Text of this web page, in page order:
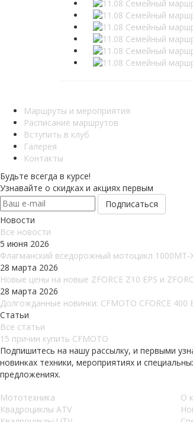
Маршруты и мероприятия
Расписание маршрутов
Вступить в клуб
Галерея
Контакты
Будьте всегда в курсе!
Узнавайте о скидках и акциях первым
Новости
Все новости
5 июня 2026
Флагманский вседорожный мотоцикл
28 марта 2026
Новые цены на новые ZFORCE Z10 EPS и
28 марта 2026
Долгожданные новинки: CFMOTO CFORCE 400
Статьи
Все статьи
15 причин купить CFMOTO
Подпишитесь на нашу рассылку, и первыми
новинках техники, мероприятиях и
предложениях.
Мототехника
Квадроциклы ATV
О